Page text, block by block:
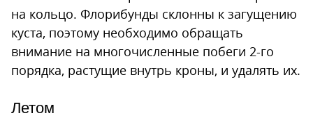
на кольцо. Флорибунды склонны к загущению
куста, поэтому необходимо обращать
внимание на многочисленные побеги 2-го
порядка, растущие внутрь кроны, и удалять их.
Летом